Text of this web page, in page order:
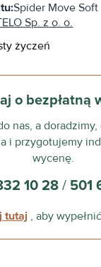
Spider Move Soft
Sp. z o. o.
życzeń
o bezpłatną
nas, a
i przygotujemy
wycenę.
10 28 / 501
tutaj , aby